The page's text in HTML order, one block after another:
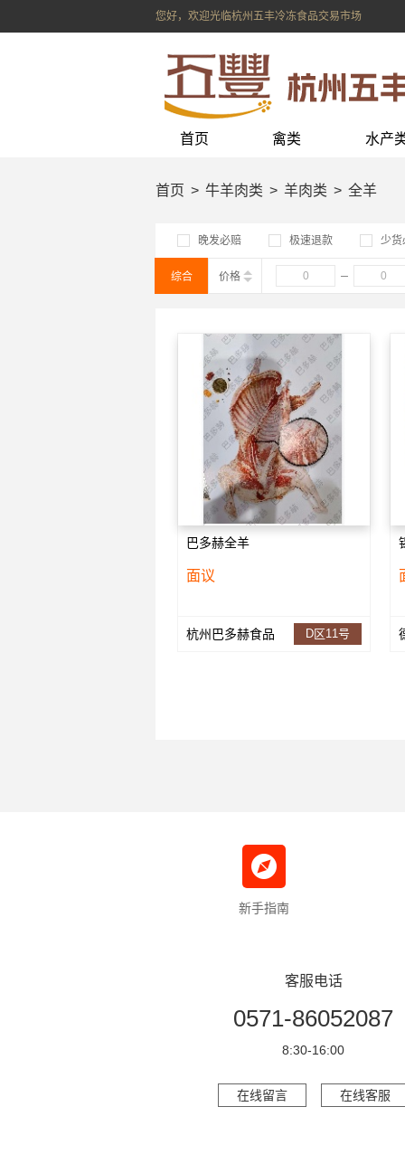
您好，欢迎光临杭州五丰冷冻食品交易市场
首页 禽类 水产
首页 牛羊肉类 羊肉类 全羊
晚发必赔 极速退款 少货
综合 价格
巴多赫全羊
面议
杭州巴多赫食品 D区11号
新手指南
客服电话
0571-86052087
8:30-16:00
在线留言 在线客服